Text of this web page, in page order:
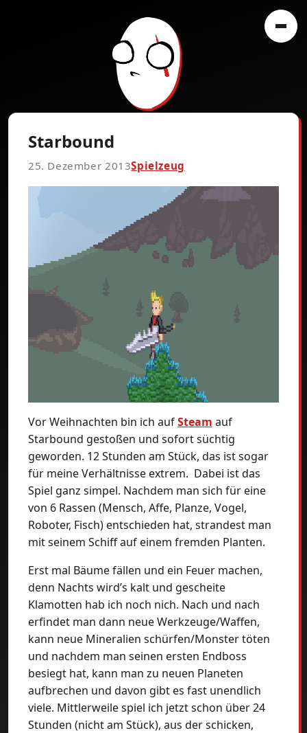
Starbound
25. Dezember 2013Spielzeug
Vor Weihnachten bin ich aufSteam auf
Starbound gestoßen und sofort süchtig
geworden. 12 Stunden am Stück, das ist sogar
für meine Verhältnisse extrem. Dabei ist das
Spiel ganz simpel. Nachdem man sich für eine
von 6 Rassen (Mensch, Affe, Planze, Vogel,
Roboter, Fisch) entschieden hat, strandest man
mit seinem Schiff auf einem fremden Planten.
Erst mal Bäume fällen und ein Feuer machen,
denn Nachts wird’s kalt und gescheite
Klamotten hab ich noch nich. Nach und nach
erfindet man dann neue Werkzeuge/Waffen,
kann neue Mineralien schürfen/Monster töten
und nachdem man seinen ersten Endboss
besiegt hat, kann man zu neuen Planeten
aufbrechen und davon gibt es fast unendlich
viele. Mittlerweile spiel ich jetzt schon über 24
Stunden (nicht am Stück), aus der schicken,